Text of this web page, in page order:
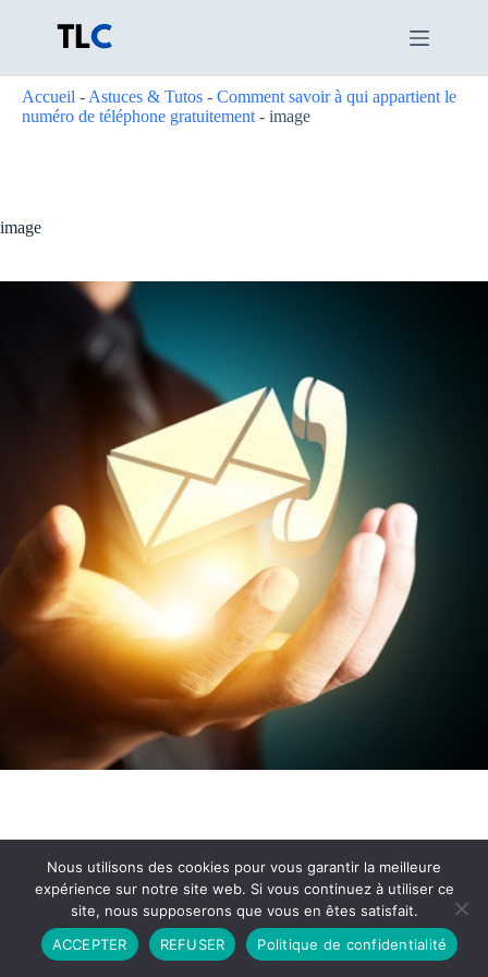
Accueil - Astuces & Tutos - Comment savoir à qui appartient le
numéro de téléphone gratuitement - image
image
Partenariat Contact
Politique de Confidentialité
CGU
Copyright © 2026 - Propulsé par DIEUDUDIABLE
Nous utilisons des cookies pour vous garantir la meilleure
expérience sur notre site web. Si vous continuez à utiliser ce
site, nous supposerons que vous en êtes satisfait.
ACCEPTER
REFUSER Politique de confidentialité